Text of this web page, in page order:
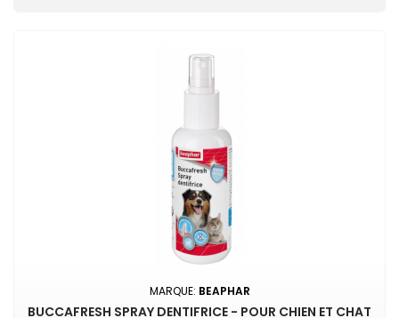
MARQUE: BEAPHAR
BUCCAFRESH SPRAY DENTIFRICE - POUR CHIEN ET CHAT